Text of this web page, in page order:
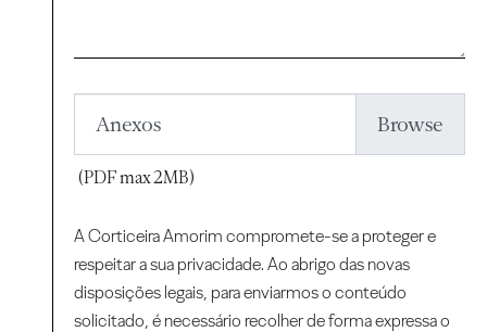
Anexos
(PDF max 2MB)
A Corticeira Amorim compromete-se a proteger e
respeitar a sua privacidade. Ao abrigo das novas
disposições legais, para enviarmos o conteúdo
solicitado, é necessário recolher de forma expressa o